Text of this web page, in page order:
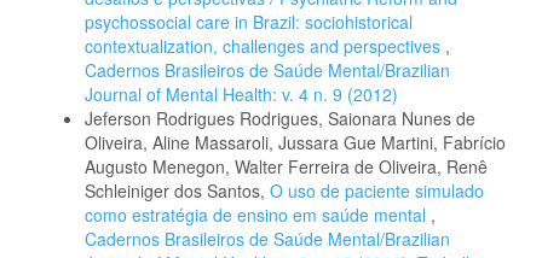
psychossocial care in Brazil: sociohistorical
contextualization, challenges and perspectives ,
Cadernos Brasileiros de Saúde Mental/Brazilian
Journal of Mental Health: v. 4 n. 9 (2012)
Jeferson Rodrigues Rodrigues, Saionara Nunes de
Oliveira, Aline Massaroli, Jussara Gue Martini, Fabrício
Augusto Menegon, Walter Ferreira de Oliveira, Renê
Schleiniger dos Santos, O uso de paciente simulado
como estratégia de ensino em saúde mental ,
Cadernos Brasileiros de Saúde Mental/Brazilian